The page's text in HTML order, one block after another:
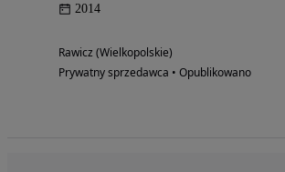
2014
Rawicz (Wielkopolskie)
Prywatny sprzedawca • Opublikowano